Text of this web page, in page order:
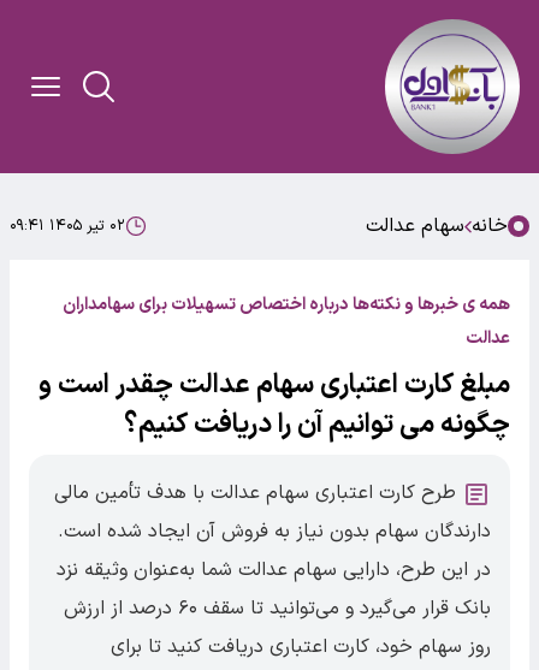
خانه سهام عدالت ۰۲ تیر ۱۴۰۵ ۰۹:۴۱
همه ی خبرها و نکته‌ها درباره اختصاص تسهیلات برای سهامداران
عدالت
مبلغ کارت اعتباری سهام عدالت چقدر است و
چگونه می توانیم آن را دریافت کنیم؟
طرح کارت اعتباری سهام عدالت با هدف تأمین مالی
دارندگان سهام بدون نیاز به فروش آن ایجاد شده است.
در این طرح، دارایی سهام عدالت شما به‌عنوان وثیقه نزد
بانک قرار می‌گیرد و می‌توانید تا سقف ۶۰ درصد از ارزش
روز سهام خود، کارت اعتباری دریافت کنید تا برای